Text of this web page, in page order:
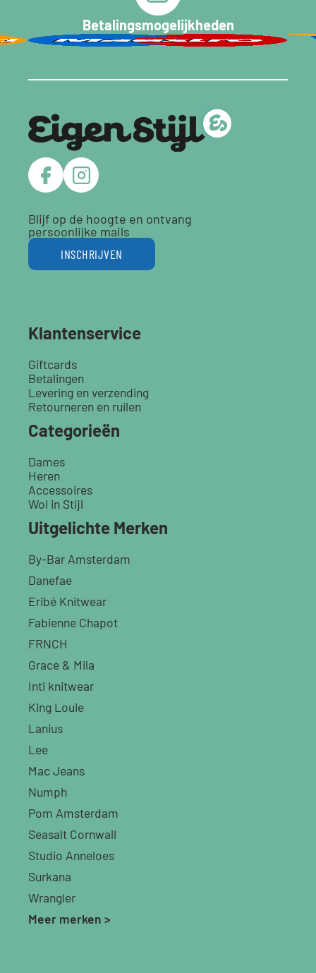
Betalingsmogelijkheden
Blijf op de hoogte en ontvang
persoonlijke mails
INSCHRIJVEN
Klantenservice
Giftcards
Betalingen
Levering en verzending
Retourneren en ruilen
Categorieën
Dames
Heren
Accessoires
Wol in Stijl
Uitgelichte Merken
By-Bar Amsterdam
Danefae
Eribé Knitwear
Fabienne Chapot
FRNCH
Grace & Mila
Inti knitwear
King Louie
Lanius
Lee
Mac Jeans
Numph
Pom Amsterdam
Seasalt Cornwall
Studio Anneloes
Surkana
Wrangler
Meer merken >